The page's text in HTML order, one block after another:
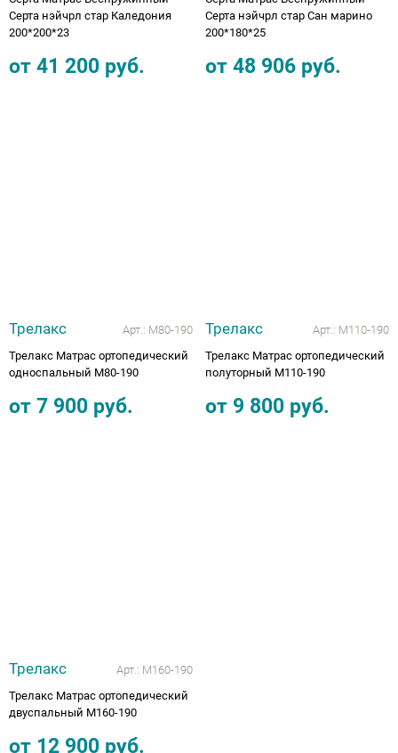
Серта нэйчрл стар Каледония
200*200*23
от 41 200 руб.
Серта нэйчрл стар Сан марино
200*180*25
от 48 906 руб.
Трелакс Арт.: М80-190
Трелакс Матрас ортопедический
односпальный М80-190
от 7 900 руб.
Трелакс Арт.: М110-190
Трелакс Матрас ортопедический
полуторный М110-190
от 9 800 руб.
Трелакс Арт.: М160-190
Трелакс Матрас ортопедический
двуспальный М160-190
от 12 900 руб.